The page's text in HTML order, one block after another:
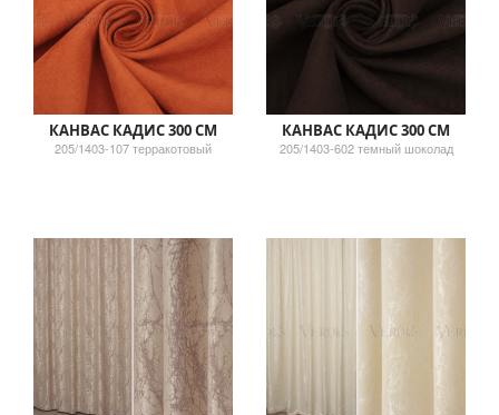
КАНВАС КАДИС 300 СМ
205/1403-107 терракотовый
КАНВАС КАДИС 300 СМ
205/1403-602 темный шоколад